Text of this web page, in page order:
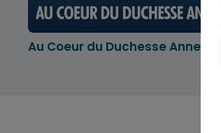
Au Coeur du Duchesse Anne